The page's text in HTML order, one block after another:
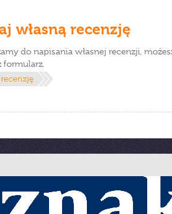
własną recenzję
do napisania własnej recenzji,
formularz.